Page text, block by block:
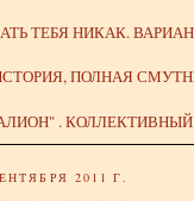
ТЕБЯ НИКАК.
ПОЛНАЯ
.
2011 Г.